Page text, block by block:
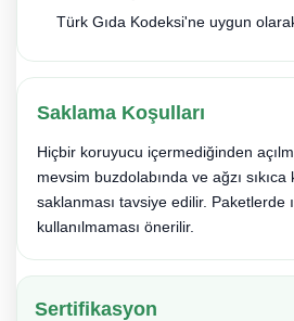
Türk Gıda Kodeksi'ne uygun
Saklama Koşulları
Hiçbir koruyucu içermediğinden
mevsim buzdolabında ve ağzı sıkıca
saklanması tavsiye edilir. Paketlerde
kullanılmaması önerilir.
Sertifikasyon